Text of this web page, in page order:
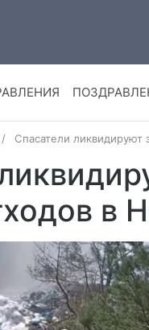
Спасатели ликвидируют
в